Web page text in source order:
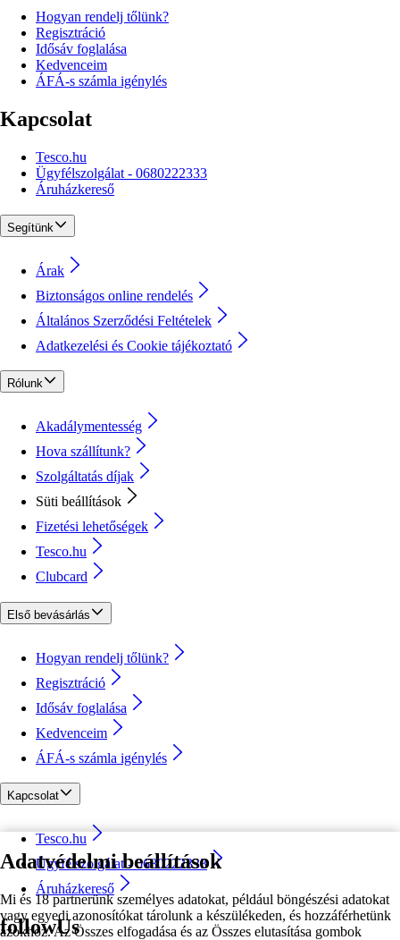
Adatvédelmi beállítások
Mi és 18 partnerünk személyes adatokat, például böngészési adatokat
vagy egyedi azonosítókat tárolunk a készülékeden, és hozzáférhetünk
azokhoz. Az Összes elfogadása és az Összes elutasítása gombok
Hogyan rendelj tőlünk?
Regisztráció
Idősáv foglalása
Kedvenceim
ÁFÁ-s számla igénylés
Kapcsolat
Tesco.hu
Ügyfélszolgálat - 0680222333
Áruházkereső
Segítünk
Árak
Biztonságos online rendelés
Általános Szerződési Feltételek
Adatkezelési és Cookie tájékoztató
Rólunk
Akadálymentesség
Hova szállítunk?
Szolgáltatás díjak
Süti beállítások
Fizetési lehetőségek
Tesco.hu
Clubcard
Első bevásárlás
Hogyan rendelj tőlünk?
Regisztráció
Idősáv foglalása
Kedvenceim
ÁFÁ-s számla igénylés
Kapcsolat
Tesco.hu
Ügyfélszolgálat - 0680222333
Áruházkereső
followUs